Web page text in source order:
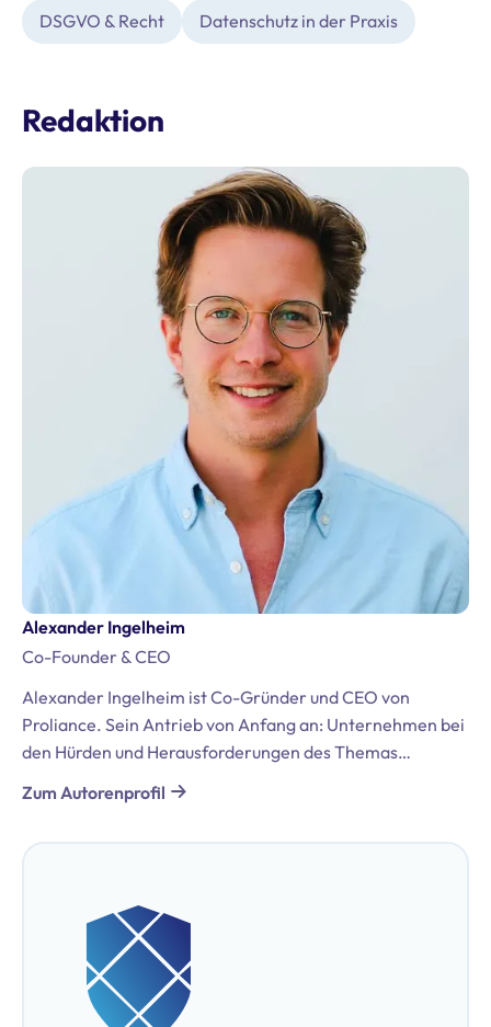
DSGVO & Recht Datenschutz in der Praxis
Redaktion
Alexander Ingelheim
Co-Founder & CEO
Alexander Ingelheim ist Co-Gründer und CEO von
Proliance. Sein Antrieb von Anfang an: Unternehmen bei
den Hürden und Herausforderungen des Themas
Datenschutz und der DSGVO zu unterstützen. Er bringt
umfassende Erfahrungen aus seiner Tätigkeit in der
Bregal Unternehmerkapital GmbH und McKinsey &
Datenschutzbeauftragter (TÜV & DEKRA).
Zum Autorenprofil